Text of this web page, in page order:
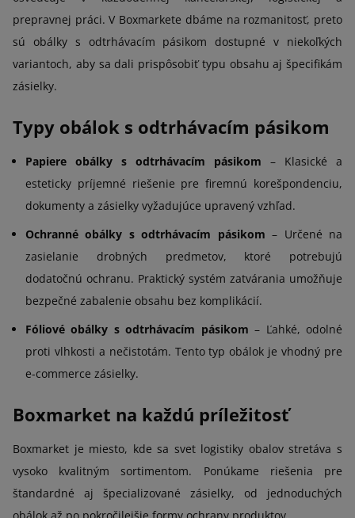
prepravnej práci. V Boxmarkete dbáme na rozmanitosť, preto
sú obálky s odtrhávacím pásikom dostupné v niekoľkých
variantoch, aby sa dali prispôsobiť typu obsahu aj špecifikám
zásielky.
Typy obálok s odtrhávacím pásikom
Papiere obálky s odtrhávacím pásikom – Klasické a
esteticky príjemné riešenie pre firemnú korešpondenciu,
dokumenty a zásielky vyžadujúce upravený vzhľad.
Ochranné obálky s odtrhávacím pásikom – Určené na
zasielanie drobných predmetov, ktoré potrebujú
dodatočnú ochranu. Praktický systém zatvárania umožňuje
bezpečné zabalenie obsahu bez komplikácií.
Fóliové obálky s odtrhávacím pásikom – Ľahké, odolné
proti vlhkosti a nečistotám. Tento typ obálok je vhodný pre
e-commerce zásielky.
Boxmarket na každú príležitosť
Boxmarket je miesto, kde sa svet logistiky obalov stretáva s
vysoko kvalitným sortimentom. Ponúkame riešenia pre
štandardné aj špecializované zásielky, od jednoduchých
obálok až po pokročilejšie formy ochrany produktov.